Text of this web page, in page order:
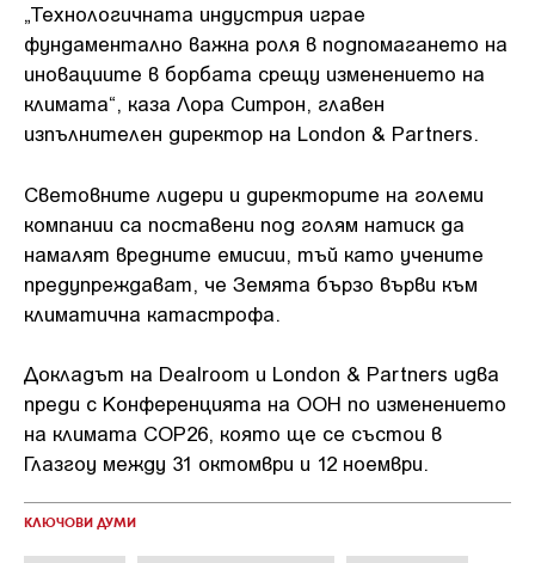
„Технологичната индустрия играе
фундаментално важна роля в подпомагането на
иновациите в борбата срещу изменението на
климата“, каза Лора Ситрон, главен
изпълнителен директор на London & Partners.
Световните лидери и директорите на големи
компании са поставени под голям натиск да
намалят вредните емисии, тъй като учените
предупреждават, че Земята бързо върви към
климатична катастрофа.
Докладът на Dealroom и London & Partners идва
преди с Конференцията на ООН по изменението
на климата COP26, която ще се състои в
Глазгоу между 31 октомври и 12 ноември.
КЛЮЧОВИ ДУМИ